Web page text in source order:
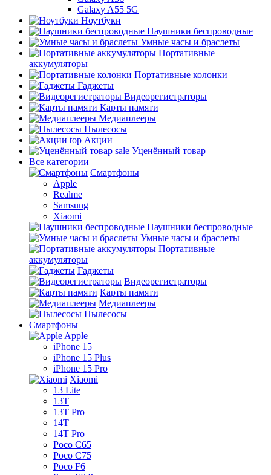
Galaxy A55 5G
Ноутбуки
Наушники беспроводные
Умные часы и браслеты
Портативные
аккумуляторы
Портативные колонки
Гаджеты
Видеорегистраторы
Карты памяти
Медиаплееры
Пылесосы
top Акции
sale Уценённый товар
Все категории
Смартфоны
Apple
Realme
Samsung
Xiaomi
Наушники беспроводные
Умные часы и браслеты
Портативные
аккумуляторы
Гаджеты
Видеорегистраторы
Карты памяти
Медиаплееры
Пылесосы
Смартфоны
Apple
iPhone 15
iPhone 15 Plus
iPhone 15 Pro
Xiaomi
13 Lite
13T
13T Pro
14T
14T Pro
Poco C65
Poco C75
Poco F6